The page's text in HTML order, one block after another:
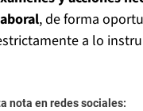
, de forma
a lo
nota en redes sociales: